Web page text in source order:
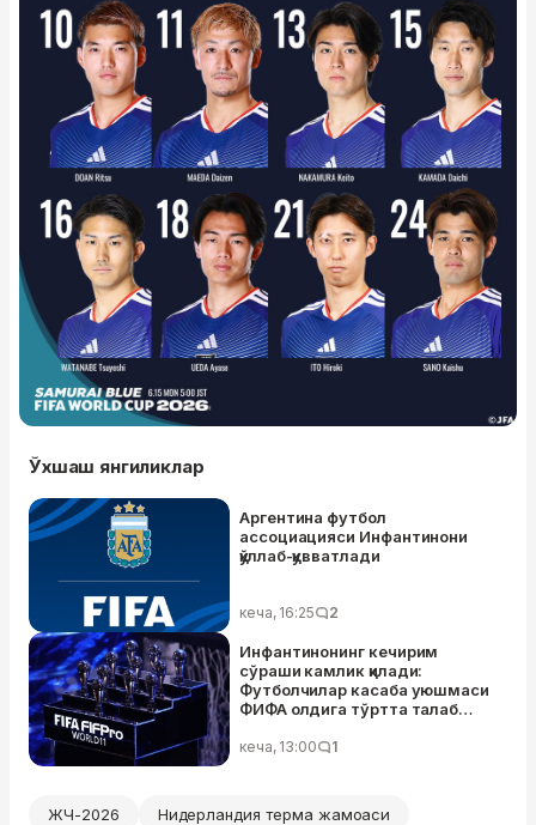
Ўхшаш янгиликлар
Аргентина футбол
ассоциацияси Инфантинони
қўллаб-қувватлади
кеча, 16:25 2
Инфантинонинг кечирим
сўраши камлик қилади:
Футболчилар касаба уюшмаси
ФИФА олдига тўртта талаб
кеча, 13:00 1
ЖЧ-2026
Нидерландия терма жамоаси